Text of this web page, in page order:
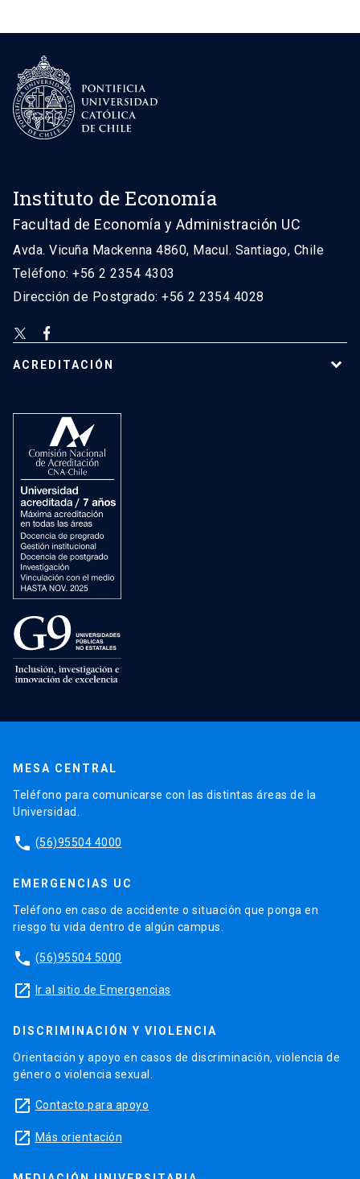
Instituto de Economía
Facultad de Economía y Administración UC
Avda. Vicuña Mackenna 4860, Macul. Santiago, Chile
Teléfono: +56 2 2354 4303
Dirección de Postgrado: +56 2 2354 4028
ACREDITACIÓN
MESA CENTRAL
Teléfono para comunicarse con las distintas áreas de la
Universidad.
phone (56)95504 4000
EMERGENCIAS UC
Teléfono en caso de accidente o situación que ponga en
riesgo tu vida dentro de algún campus.
phone (56)95504 5000
launch Ir al sitio de Emergencias
DISCRIMINACIÓN Y VIOLENCIA
Orientación y apoyo en casos de discriminación, violencia de
género o violencia sexual.
launch Contacto para apoyo
launch Más orientación